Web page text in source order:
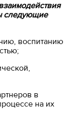
следующие
воспитанию
в
на их